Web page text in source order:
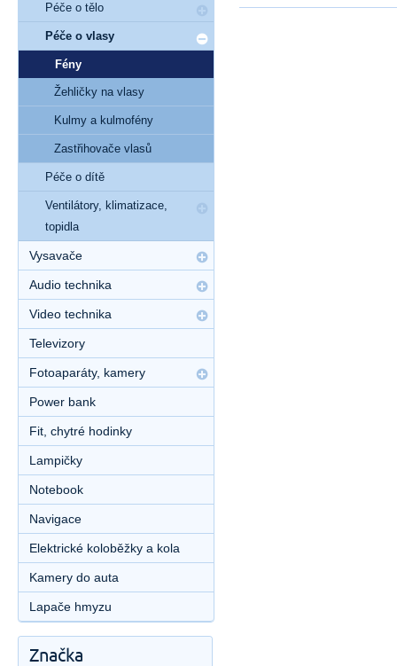
Péče o tělo
Péče o vlasy
Fény
Žehličky na vlasy
Kulmy a kulmofény
Zastřihovače vlasů
Péče o dítě
Ventilátory, klimatizace,
topidla
Vysavače
Audio technika
Video technika
Televizory
Fotoaparáty, kamery
Power bank
Fit, chytré hodinky
Lampičky
Notebook
Navigace
Elektrické koloběžky a kola
Kamery do auta
Lapače hmyzu
Značka